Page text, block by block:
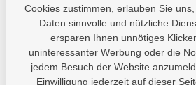
Parameter
Producer
B.V.;
1101
Cookies zustimmen, erlauben Sie
Daten sinnvolle und nützliche
ersparen Ihnen unnötiges
uninteressanter Werbung oder die
jedem Besuch der Website
Einwilligung jederzeit auf dieser